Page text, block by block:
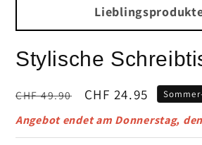
Stylische
Normaler
Preis
CHF 49.90 Verkaufspreis
CHF 24.95
Angebot endet am Donnerstag,